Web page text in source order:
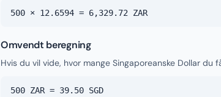
500 × 12.6594 = 6,329.72 ZAR
Omvendt beregning
Hvis du vil vide, hvor mange Singaporeanske Dollar du
500 ZAR = 39.50 SGD